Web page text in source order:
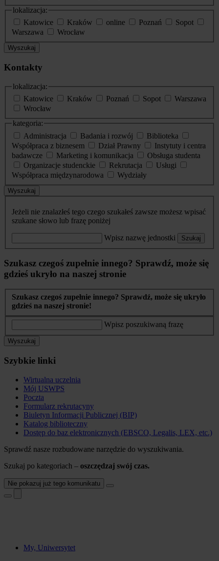
lokalizacja:
Katowice
Kraków online Poznań
Sopot
Warszawa
Wrocław
Wyszukaj
Kontakty
lokalizacja:
Katowice
Kraków Poznań Sopot
Warszawa
Wrocław
kategoria:
Administracja
Badania i rozwój
Biblioteka
Współpraca z biznesem
Dział Prawny
Instytuty i centra
badawcze
Marketing i komunikacja
Obsługa studenta
Organizacje studenckie
Rekrutacja
Usługi
Współpraca międzynarodowa
Wydziały
Wyszukaj
Jeżeli nie znalazłeś tego czego szukałeś zawsze możesz wpisać
szukane słowo lub frazę poniżej
Wpisz nazwę jednostki Szukaj
Szukasz czegoś zupełnie innego? Sprawdź, może się
gdzieś ukryło na naszej stronie
Szukasz czegoś zupełnie innego? Sprawdź, może się ukryło
gdzieś na naszej stronie!
Wpisz poszukiwaną frazę
Wyszukaj
Szybkie linki
Wirtualna uczelnia
Mój USWPS
Poczta
Formularz rekrutacyny
Biuletyn Informacji Publicznej (BIP)
Katalog biblioteczny
Dostęp do baz elektronicznych (EBSCO, Legalis, LEX, etc.)
Sprawdź nasze rozbudowane narzędzie do wyszukiwania.
Szukaj po kategoriach – oszczędzaj swój czas.
Nie pokazuj już tego komunikatu
My, Uniwersytet